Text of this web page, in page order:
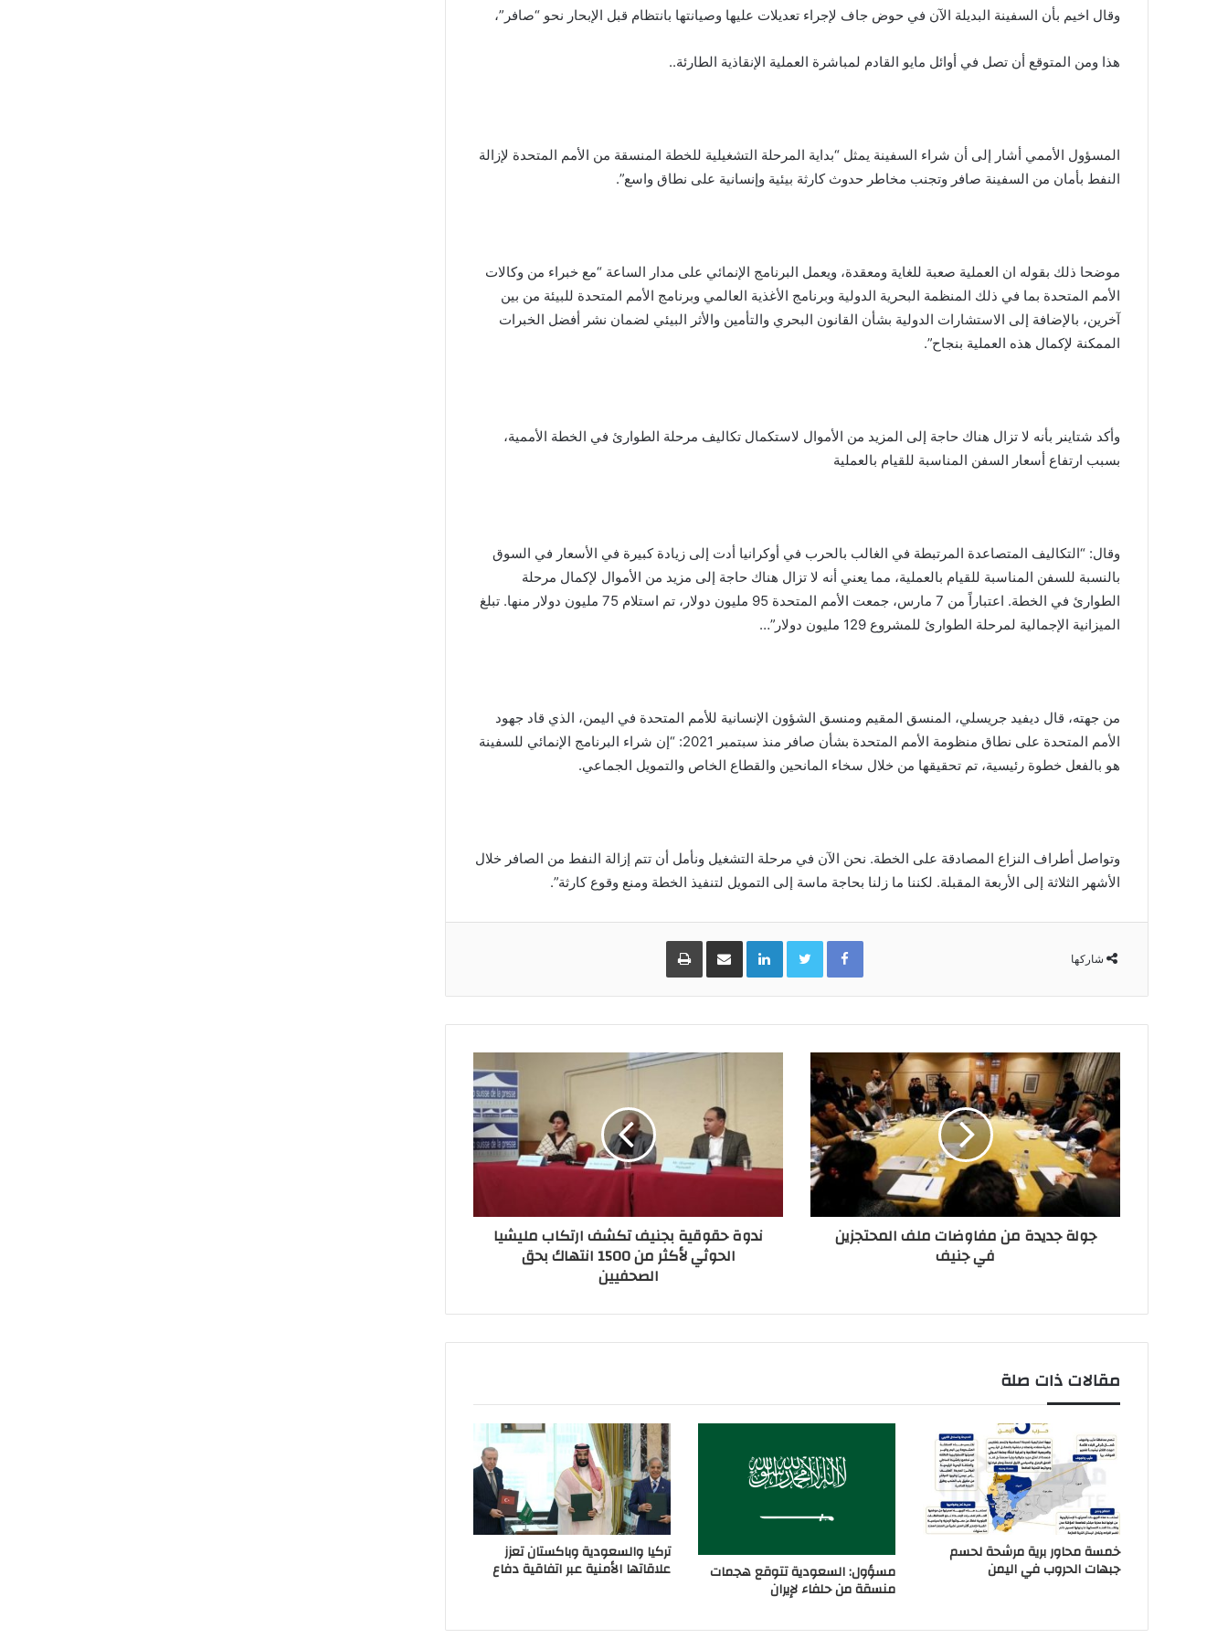
وقال اخيم بأن السفينة البديلة الآن في حوض جاف لإجراء تعديلات عليها وصيانتها بانتظام قبل الإبحار نحو “صافر”،
هذا ومن المتوقع أن تصل في أوائل مايو القادم لمباشرة العملية الإنقاذية الطارئة..
المسؤول الأممي أشار إلى أن شراء السفينة يمثل “بداية المرحلة التشغيلية للخطة المنسقة من الأمم المتحدة لإزالة
النفط بأمان من السفينة صافر وتجنب مخاطر حدوث كارثة بيئية وإنسانية على نطاق واسع”.
موضحا ذلك بقوله ان العملية صعبة للغاية ومعقدة، ويعمل البرنامج الإنمائي على مدار الساعة “مع خبراء من وكالات
الأمم المتحدة بما في ذلك المنظمة البحرية الدولية وبرنامج الأغذية العالمي وبرنامج الأمم المتحدة للبيئة من بين
آخرين، بالإضافة إلى الاستشارات الدولية بشأن القانون البحري والتأمين والأثر البيئي لضمان نشر أفضل الخبرات
الممكنة لإكمال هذه العملية بنجاح”.
وأكد شتاينر بأنه لا تزال هناك حاجة إلى المزيد من الأموال لاستكمال تكاليف مرحلة الطوارئ في الخطة الأممية،
بسبب ارتفاع أسعار السفن المناسبة للقيام بالعملية
وقال: “التكاليف المتصاعدة المرتبطة في الغالب بالحرب في أوكرانيا أدت إلى زيادة كبيرة في الأسعار في السوق
بالنسبة للسفن المناسبة للقيام بالعملية، مما يعني أنه لا تزال هناك حاجة إلى مزيد من الأموال لإكمال مرحلة
الطوارئ في الخطة. اعتباراً من 7 مارس، جمعت الأمم المتحدة 95 مليون دولار، تم استلام 75 مليون دولار منها. تبلغ
الميزانية الإجمالية لمرحلة الطوارئ للمشروع 129 مليون دولار”…
من جهته، قال ديفيد جريسلي، المنسق المقيم ومنسق الشؤون الإنسانية للأمم المتحدة في اليمن، الذي قاد جهود
الأمم المتحدة على نطاق منظومة الأمم المتحدة بشأن صافر منذ سبتمبر 2021: “إن شراء البرنامج الإنمائي للسفينة
هو بالفعل خطوة رئيسية، تم تحقيقها من خلال سخاء المانحين والقطاع الخاص والتمويل الجماعي.
وتواصل أطراف النزاع المصادقة على الخطة. نحن الآن في مرحلة التشغيل ونأمل أن تتم إزالة النفط من الصافر خلال
الأشهر الثلاثة إلى الأربعة المقبلة. لكننا ما زلنا بحاجة ماسة إلى التمويل لتنفيذ الخطة ومنع وقوع كارثة”.
شاركها
Facebook
Twitter
LinkedInمشاركة عبر البريد طباعة
جولة جديدة من مفاوضات ملف المحتجزين
في جنيف
ندوة حقوقية بجنيف تكشف ارتكاب مليشيا
الحوثي لأكثر من 1500 انتهاك بحق
الصحفيين
مقالات ذات صلة
خمسة محاور برية مرشحة لحسم
جبهات الحروب في اليمن مسؤول: السعودية تتوقع هجمات
منسقة من حلفاء لإيران
تركيا والسعودية وباكستان تعزز
علاقاتها الأمنية عبر اتفاقية دفاع